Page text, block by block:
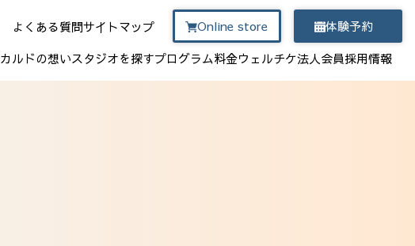
よくある質問サイトマップ
カルドの想いスタジオを探すプログラム料金ウェルチケ法人会員採用情報
Online store 体験予約